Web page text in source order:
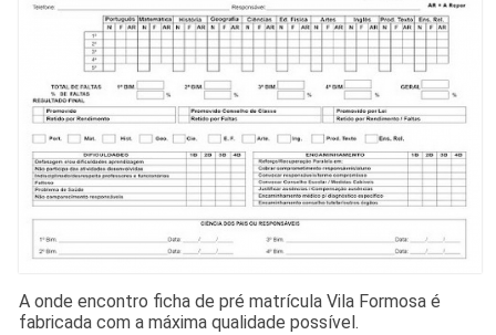
A onde encontro ficha de pré matrícula Vila Formosa é
fabricada com a máxima qualidade possível.